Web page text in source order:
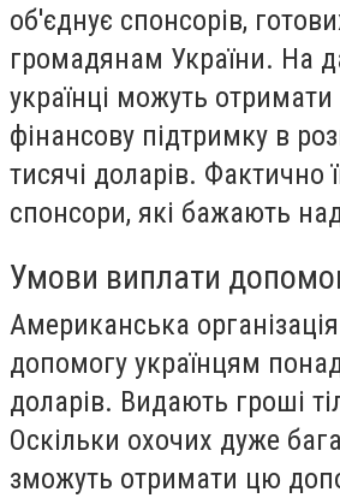
об'єднує спонсорів,
громадянам України. На
українці можуть отримати
фінансову підтримку в
тисячі доларів. Фактично
спонсори, які бажають
Умови виплати
Американська
допомогу українцям
доларів. Видають гроші
Оскільки охочих дуже
зможуть отримати цю